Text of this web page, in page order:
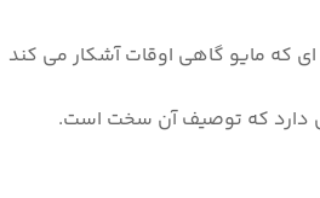
ای که مایو گاهی اوقات آشکار می کند
دارد که توصیف آن سخت است.